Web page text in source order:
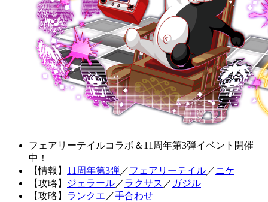
フェアリーテイルコラボ＆11周年第3弾イベント開催
中！
【情報】 11周年第3弾／フェアリーテイル／ニケ
【攻略】
ジェラール／ラクサス ／ ガジル
【攻略】 ランクエ ／手合わせ